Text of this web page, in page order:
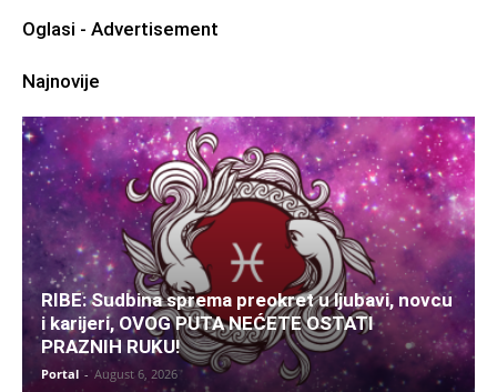
Oglasi - Advertisement
Najnovije
RIBE: Sudbina sprema preokret u ljubavi, novcu
i karijeri, OVOG PUTA NEĆETE OSTATI
PRAZNIH RUKU!
Portal - August 6, 2026